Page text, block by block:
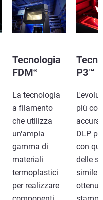
Tecnologia
FDM®
La tecnologia
a filamento
che utilizza
un'ampia
gamma di
materiali
termoplastici
per realizzare
P3™
più
DLP
con
delle
simile